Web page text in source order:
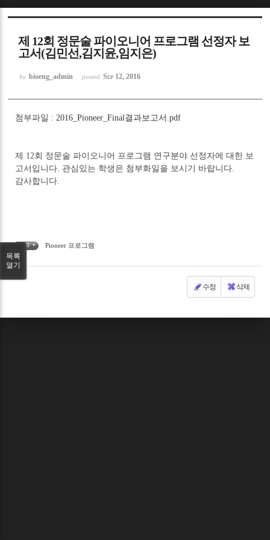
제 12회 정문술 파이오니어 프로그램 선정자 보
고서(김민선,김지윤,임지은)
by bioeng_admin posted Sep 12, 2016
첨부파일 : 2016_Pioneer_Final결과보고서.pdf
제 12회 정문술 파이오니어 프로그램 연구분야 선정자에 대한 보
고서입니다. 관심있는 학생은 첨부화일을 보시기 바랍니다.
감사합니다.
TAG • Pioneer 프로그램
수정 삭제
목록
열기
Sketchbook5, 스케치북5
Sketchbook5, 스케치북5